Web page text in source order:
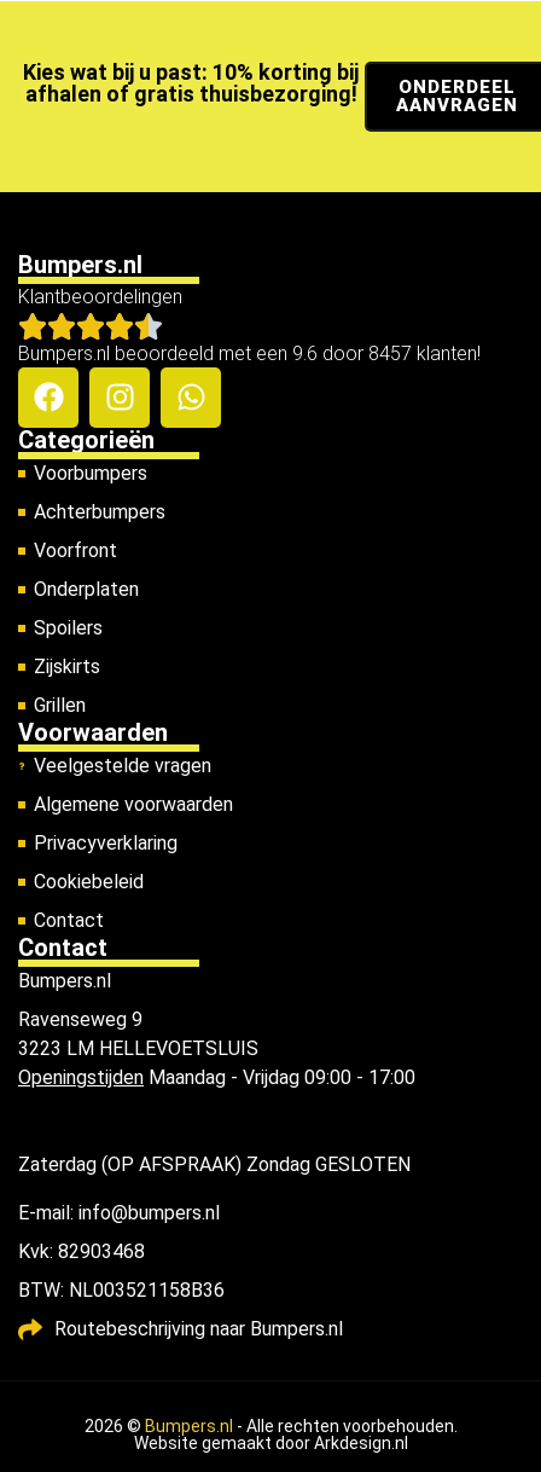
Kies wat bij u past: 10% korting bij
afhalen of gratis thuisbezorging!
ONDERDEEL
AANVRAGEN
Bumpers.nl
Klantbeoordelingen
Bumpers.nl beoordeeld met een 9.6 door 8457 klanten!
Categorieën
Voorbumpers
Achterbumpers
Voorfront
Onderplaten
Spoilers
Zijskirts
Grillen
Voorwaarden
Veelgestelde vragen
Algemene voorwaarden
Privacyverklaring
Cookiebeleid
Contact
Contact
Bumpers.nl
Ravenseweg 9
3223 LM HELLEVOETSLUIS
Openingstijden Maandag - Vrijdag 09:00 - 17:00
Zaterdag (OP AFSPRAAK) Zondag GESLOTEN
E-mail: info@bumpers.nl
Kvk: 82903468
BTW: NL003521158B36
Routebeschrijving naar Bumpers.nl
2026 © Bumpers.nl - Alle rechten voorbehouden.
Website gemaakt doorArkdesign.nl